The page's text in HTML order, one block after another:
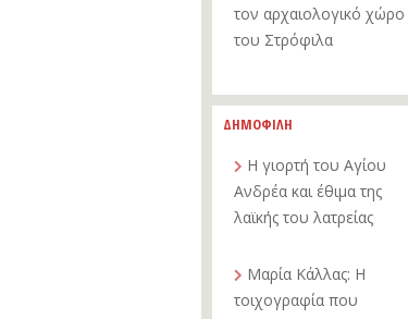
τον αρχαιολογικό χώρο
του Στρόφιλα
ΔΗΜΟΦΙΛΗ
Η γιορτή του Αγίου
Ανδρέα και έθιμα της
λαϊκής του λατρείας
Μαρία Κάλλας: Η
τοιχογραφία που